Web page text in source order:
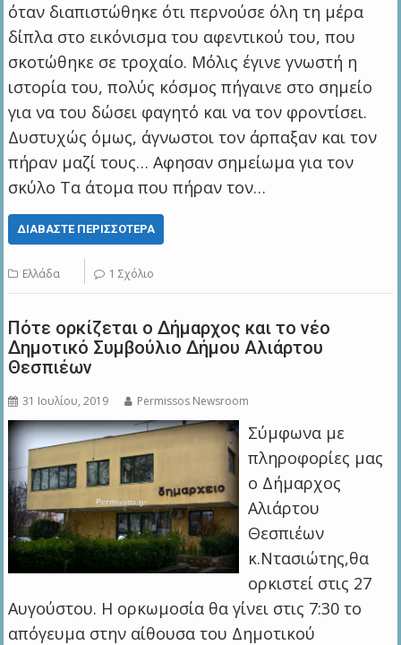
όταν διαπιστώθηκε ότι περνούσε όλη τη μέρα
δίπλα στο εικόνισμα του αφεντικού του, που
σκοτώθηκε σε τροχαίο. Μόλις έγινε γνωστή η
ιστορία του, πολύς κόσμος πήγαινε στο σημείο
για να του δώσει φαγητό και να τον φροντίσει.
Δυστυχώς όμως, άγνωστοι τον άρπαξαν και τον
πήραν μαζί τους… Αφησαν σημείωμα για τον
σκύλο Τα άτομα που πήραν τον…
ΔΙΑΒΆΣΤΕ ΠΕΡΙΣΣΌΤΕΡΑ
Ελλάδα 1 Σχόλιο
Πότε ορκίζεται ο Δήμαρχος και το νέο
Δημοτικό Συμβούλιο Δήμου Αλιάρτου
Θεσπιέων
31 Ιουλίου, 2019 Permissos Newsroom
Σύμφωνα με
πληροφορίες μας
o Δήμαρχος
Αλιάρτου
Θεσπιέων
κ.Ντασιώτης,θα
ορκιστεί στις 27
Αυγούστου. Η ορκωμοσία θα γίνει στις 7:30 το
απόγευμα στην αίθουσα του Δημοτικού